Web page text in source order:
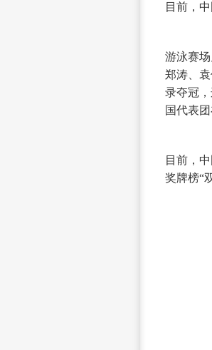
目前，
游泳赛
郑涛、
录夺冠
国代表
目前，
奖牌榜“